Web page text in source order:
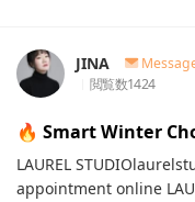
JINA
閲覧数1424
🔥 Smart Winter
LAUREL
appointment online